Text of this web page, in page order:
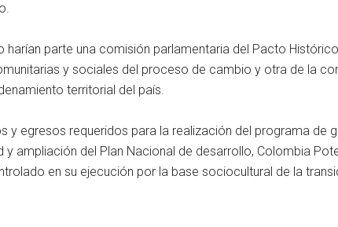
harían parte una comisión parlamentaria del Pacto
y sociales del proceso de cambio y otra de la
territorial del país.
y egresos requeridos para la realización del programa de
y ampliación del Plan Nacional de desarrollo, Colombia
en su ejecución por la base sociocultural de la